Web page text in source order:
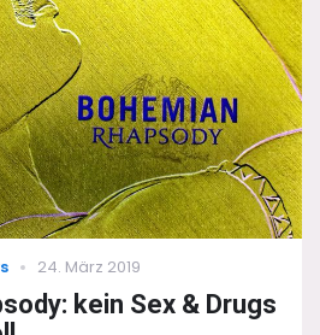
Posted
on
24. März 2019
kein Sex & Drugs